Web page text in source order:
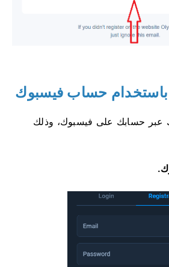
باستخدام حساب فيسبوك
عبر حسابك على فيسبوك، وذلك